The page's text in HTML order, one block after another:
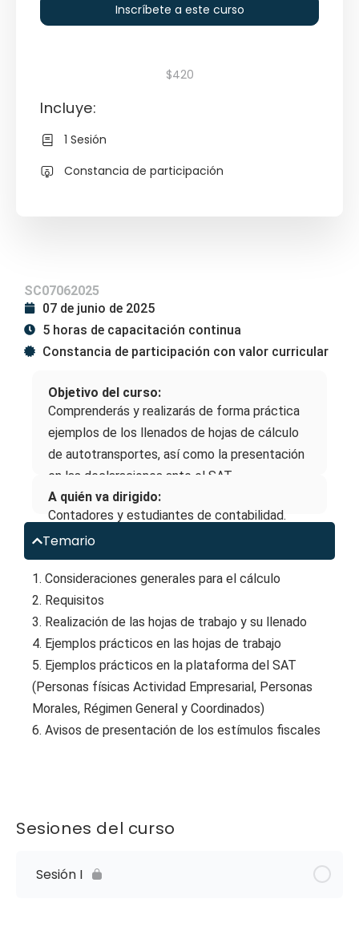
SC07062025
07 de junio de 2025
5 horas de capacitación continua
Constancia de participación con valor curricular
Objetivo del curso:
Comprenderás y realizarás de forma práctica
ejemplos de los llenados de hojas de cálculo
de autotransportes, así como la presentación
en las declaraciones ante el SAT.
A quién va dirigido:
Contadores y estudiantes de contabilidad.
Temario
1. Consideraciones generales para el cálculo
2. Requisitos
3. Realización de las hojas de trabajo y su llenado
4. Ejemplos prácticos en las hojas de trabajo
5. Ejemplos prácticos en la plataforma del SAT
(Personas físicas Actividad Empresarial, Personas
Morales, Régimen General y Coordinados)
6. Avisos de presentación de los estímulos fiscales
Sesiones del curso
Sesión I
Inscríbete a este curso
$420
Incluye:
1 Sesión
Constancia de participación